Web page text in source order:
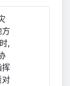
,
挥
对